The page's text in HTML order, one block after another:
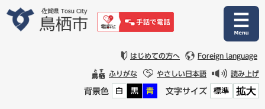
はじめての方へ Foreign language
ふりがな やさしい日本語 読み上げ
背景色 白 黒 青 文字サイズ 標準 拡大